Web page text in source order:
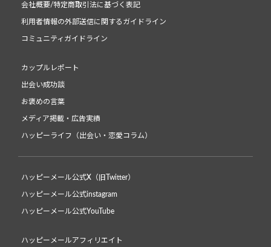
会社概要/特定商取引法に基づく表記
利用者情報の外部送信に関するガイドライン
コミュニティガイドライン
カップルレポート
出会い成功談
お褒めの言葉
メディア掲載・広告実績
ハッピーライフ（出会い・恋愛コラム）
ハッピーメール公式X（旧Twitter）
ハッピーメール公式instagram
ハッピーメール公式YouTube
ハッピーメールアフィリエイト